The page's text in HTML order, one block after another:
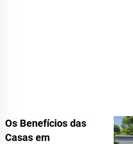
Os Benefícios das
Casas em